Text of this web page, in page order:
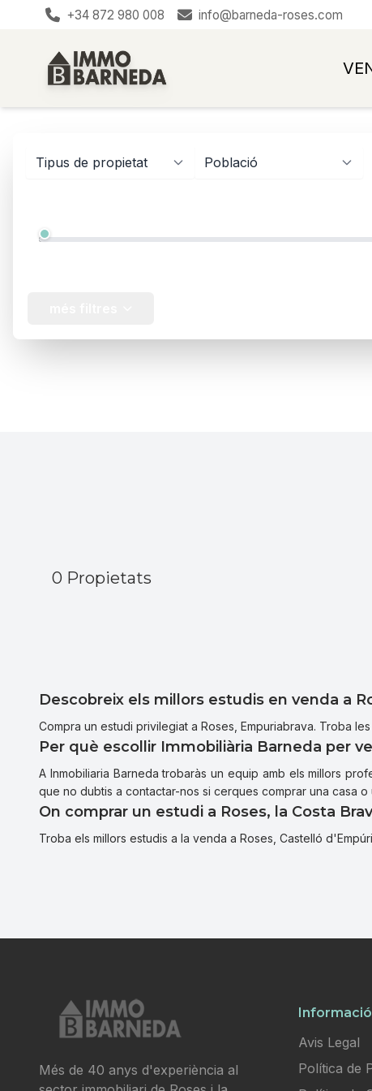
+34 872 980 008 info@barneda-roses.com
Tipus de propietat Població
0 Propietats
Descobreix els millors estudis en venda a
Compra un estudi privilegiat a Roses, Empuriabrava. Troba
Per què escollir Immobiliària Barneda per
A Inmobiliaria Barneda trobaràs un equip amb els millors
que no dubtis a contactar-nos si cerques comprar una casa
On comprar un estudi a Roses, la Costa
Troba els millors estudis a la venda a Roses, Castelló
Més de 40 anys d'experiència al
Avis Legal
Política de